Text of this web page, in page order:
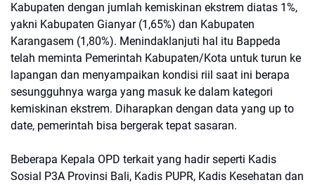
Kabupaten dengan jumlah kemiskinan ekstrem diatas 1%,
yakni Kabupaten Gianyar (1,65%) dan Kabupaten
Karangasem (1,80%). Menindaklanjuti hal itu Bappeda
telah meminta Pemerintah Kabupaten/Kota untuk turun ke
lapangan dan menyampaikan kondisi riil saat ini berapa
sesungguhnya warga yang masuk ke dalam kategori
kemiskinan ekstrem. Diharapkan dengan data yang up to
date, pemerintah bisa bergerak tepat sasaran.
Beberapa Kepala OPD terkait yang hadir seperti Kadis
Sosial P3A Provinsi Bali, Kadis PUPR, Kadis Kesehatan dan